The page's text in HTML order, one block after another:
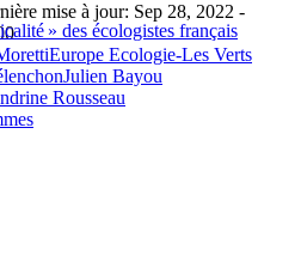
» des écologistes français
mise à jour: Sep 28, 2022 -
Europe Ecologie-Les Verts
Julien Bayou
Rousseau